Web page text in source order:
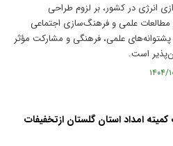
انرژی در کشور، بر لزوم طراحی
علمی و فرهنگ‌سازی اجتماعی
پشتوانه‌های علمی، فرهنگی و مشارکت مؤثر
است.
تحت کمیته امداد استان گلستان ازتخفیفات